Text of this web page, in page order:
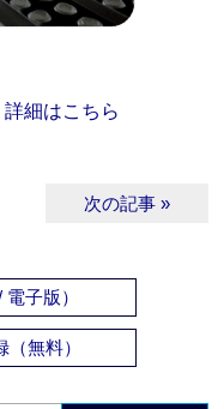
細はこちら
次の記事 »
子版）
無料）